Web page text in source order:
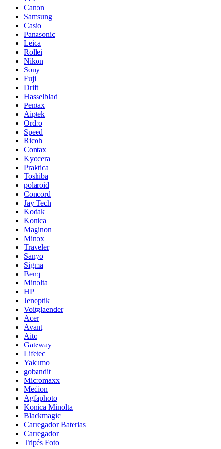
Canon
Samsung
Casio
Panasonic
Leica
Rollei
Nikon
Sony
Fuji
Drift
Hasselblad
Pentax
Aiptek
Ordro
Speed
Ricoh
Contax
Kyocera
Praktica
Toshiba
polaroid
Concord
Jay Tech
Kodak
Konica
Maginon
Minox
Traveler
Sanyo
Sigma
Benq
Minolta
HP
Jenoptik
Voitglaender
Acer
Avant
Aito
Gateway
Lifetec
Yakumo
gobandit
Micromaxx
Medion
Agfaphoto
Konica Minolta
Blackmagic
Carregador Baterias
Carregador
Tripés Foto